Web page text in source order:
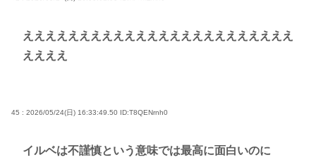
ええええええええええええええええええええええええ
ええええ
45 : 2026/05/24(日) 16:33:49.50 ID:T8QENrnh0
イルベは不謹慎という意味では最高に面白いのに